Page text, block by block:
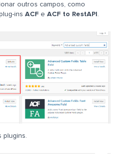
outros campos, como
ins ACF e ACF to RestAPI
plugins.